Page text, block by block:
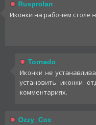
Rusprolan
Иконки на рабочем столе
Tornado
Иконки не
установить иконки
комментариях.
Ozzy_Cox